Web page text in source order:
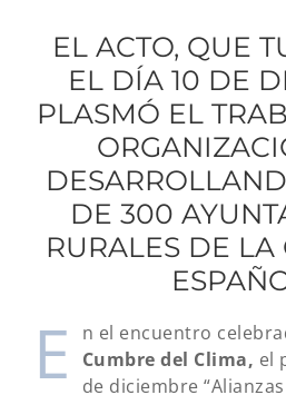
EL ACTO, QUE
EL DÍA 10 DE
PLASMÓ EL
DE 300
RURALES DE LA
E
n el encuentro
Cumbre del Clima, el
de diciembre